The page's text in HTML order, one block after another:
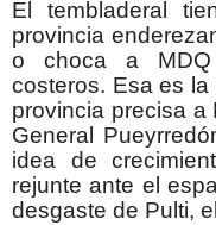
El tembladeral
provincia
o choca a MDQ
costeros. Esa es
provincia precisa a
General
idea de
rejunte ante el
desgaste de Pulti,